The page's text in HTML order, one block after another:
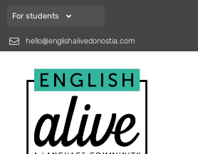
For students
hello@englishalivedonostia.com